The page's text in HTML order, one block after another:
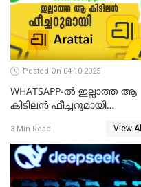
Posted On 04-10-2025
WHATSAPP-ൽ ഇല്ലാത്ത ആ
കിടിലൻ ഫീച്ചറുമായി
3 Min Read View All